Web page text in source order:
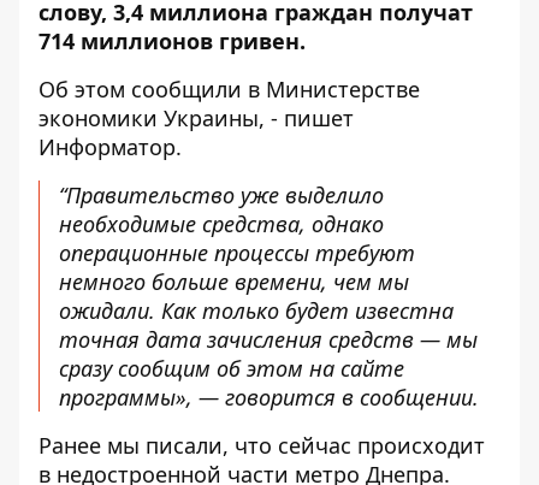
слову, 3,4 миллиона граждан получат
714 миллионов гривен.
Об этом сообщили в Министерстве
экономики Украины, - пишет
Информатор.
“Правительство уже выделило
необходимые средства, однако
операционные процессы требуют
немного больше времени, чем мы
ожидали. Как только будет известна
точная дата зачисления средств — мы
сразу сообщим об этом на сайте
программы», — говорится в сообщении.
Ранее мы писали, что сейчас происходит
в недостроенной части метро Днепра.